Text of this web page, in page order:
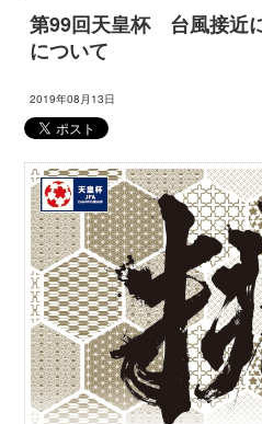
第99回天皇杯 台風接近
について
2019年08月13日